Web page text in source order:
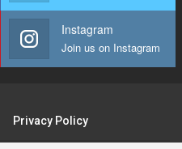
Instagram
Join us on Instagram
Privacy Policy